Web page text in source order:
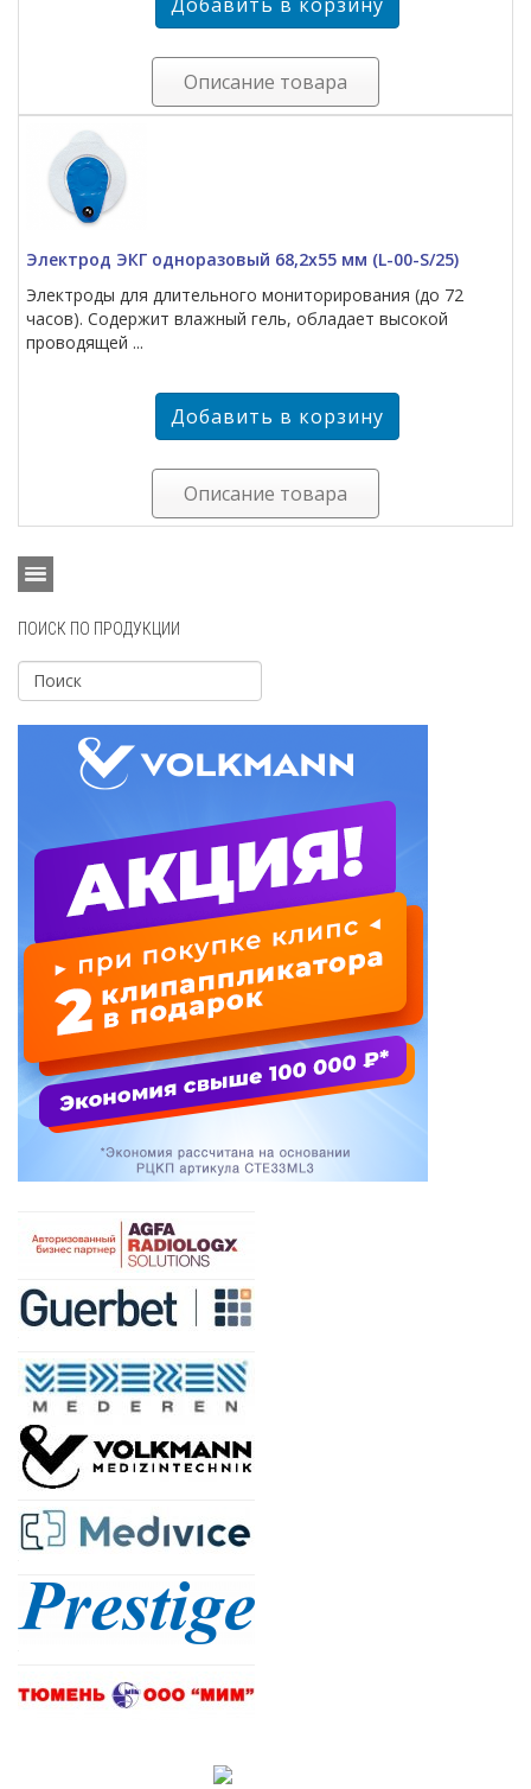
Описание товара
Электрод ЭКГ одноразовый 68,2х55 мм (L-00-S/25)
Электроды для длительного мониторирования (до 72
часов). Содержит влажный гель, обладает высокой
проводящей ...
Описание товара
ПОИСК ПО ПРОДУКЦИИ